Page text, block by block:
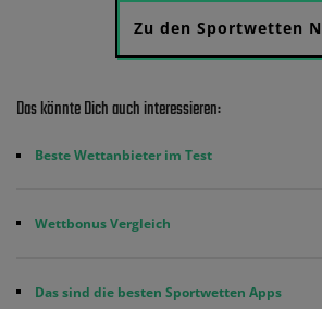
Zu den Sportwetten
Das könnte Dich auch interessieren:
Beste Wettanbieter im Test
Wettbonus Vergleich
Das sind die besten Sportwetten Apps